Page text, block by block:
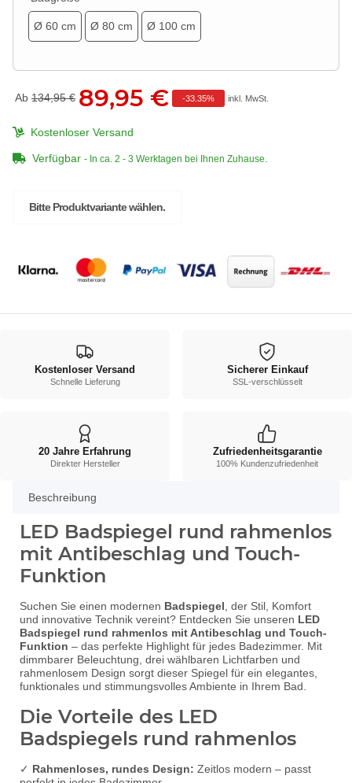
Ø 60 cm Ø 80 cm Ø 100 cm
Ab 134,95 € 89,95 € -33.35% inkl. MwSt.
Kostenloser Versand
Verfügbar - In ca. 2 - 3 Werktagen bei Ihnen Zuhause.
xBitte Produktvariante wählen.
Kostenloser Versand
Schnelle Lieferung
Sicherer Einkauf
SSL-verschlüsselt
20 Jahre Erfahrung
Direkter Hersteller
Zufriedenheitsgarantie
100% Kundenzufriedenheit
Beschreibung
LED Badspiegel rund rahmenlos
mit Antibeschlag und Touch-
Funktion
Suchen Sie einen modernen Badspiegel , der Stil, Komfort
und innovative Technik vereint? Entdecken Sie unseren LED
Badspiegel rund rahmenlos mit Antibeschlag und Touch-
Funktion – das perfekte Highlight für jedes Badezimmer. Mit
dimmbarer Beleuchtung, drei wählbaren Lichtfarben und
rahmenlosem Design sorgt dieser Spiegel für ein elegantes,
funktionales und stimmungsvolles Ambiente in Ihrem Bad.
Die Vorteile des LED
Badspiegels rund rahmenlos
✓ Rahmenloses, rundes Design: Zeitlos modern – passt